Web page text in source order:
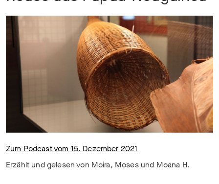
Zum Podcast vom 15. Dezember 2021
Erzählt und gelesen von Moira, Moses und Moana H.